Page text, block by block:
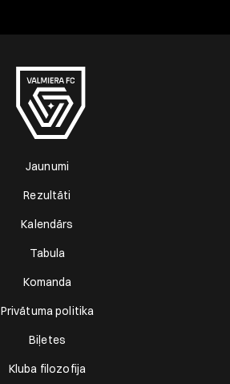
Jaunumi
Rezultāti
Kalendārs
Tabula
Komanda
Privātuma politika
Biļetes
Kluba filozofija